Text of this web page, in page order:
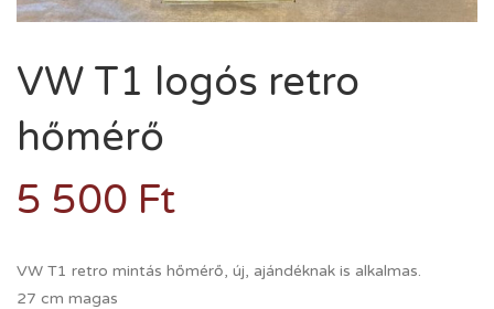
VW T1 logós retro
hőmérő
5 500 Ft
VW T1 retro mintás hőmérő, új, ajándéknak is alkalmas.
27 cm magas